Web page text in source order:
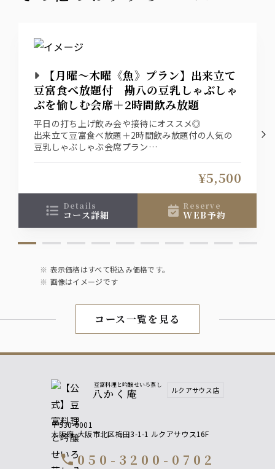
【月曜～木曜《魚》プラン】出来立て
豆富食べ放題付 勘八の豆乳しゃぶしゃ
ぶを愉しむ会席＋2時間飲み放題
平日の打ち上げ飲み会や接待にオススメ◎
出来立て豆富食べ放題＋2時間飲み放題付の人気の
豆乳しゃぶしゃぶ会席プラン
¥5,500
details
コース詳細
reserve
WEB予約
表示価格はすべて税込み価格です。
画像はイメージです
コース一覧を見る
豆富料理と吟醸せいろ蒸し
八かく庵 ルクアサウス店
〒530-0001
大阪府 大阪市北区梅田3-1-1 ルクアサウス16F
call050-3200-0702